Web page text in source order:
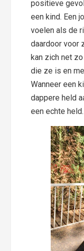
positieve
een kind. Een
voelen als de
daardoor voor
kan zich net
die ze is en
Wanneer een
dappere held
een echte held.